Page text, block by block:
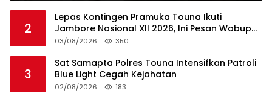
2
Lepas Kontingen Pramuka Touna Ikuti
Jambore Nasional XII 2026, Ini Pesan Wabup
Surya
03/08/2026 350
3
Sat Samapta Polres Touna Intensifkan Patroli
Blue Light Cegah Kejahatan
02/08/2026 183